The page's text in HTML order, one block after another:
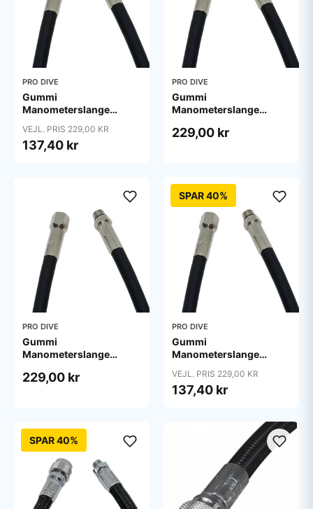
PRO DIVE
Gummi
Manometerslange
VEJL. PRIS 229,00 KR
137,40 kr
PRO DIVE
Gummi
Manometerslange
229,00 kr
PRO DIVE
Gummi
Manometerslange
229,00 kr
SPAR 40%
PRO DIVE
Gummi
Manometerslange
VEJL. PRIS 229,00 KR
137,40 kr
SPAR 40%